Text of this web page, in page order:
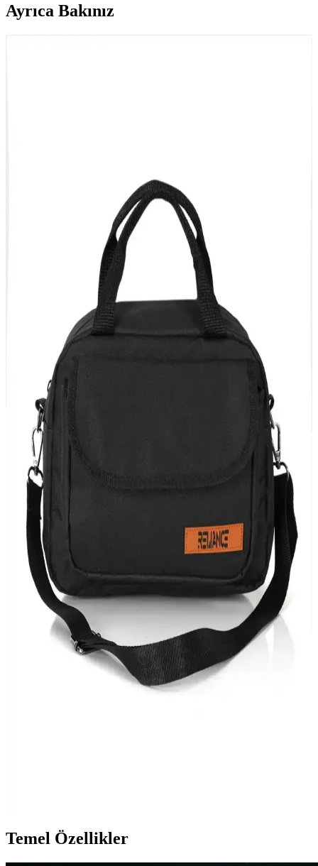
Ayrıca Bakınız
ALTINPAMUK'un tasarladığı bu termal yemek çantası, su geçirmez
ve ısı yalıtımlı yapısıyla günlük kullanımda sıcak veya soğuk
yemekleri korur, şık tasarımıyla öne çıkar.
Bebek Önlüğü Seçerken Dikkat Edilmesi Gerekenler
ve En İyi Modeller
Bebek önlükleri, hijyen ve konforu artırmak için önemli. Farklı
modeller, malzemeler ve kullanım ipuçlarıyla bebekleriniz için en
uygun önlüğü seçin.
Bebek Yaka Önlüğü Nedir ve Hangi Modeller Bebek
Bakımında Tercih Edilmeli
Bebek yaka önlüğü, hassas ciltler için doğal malzemelerle
tasarlanmış, pratik ve şık bebek bakım aksesuarıdır. Geniş model
yelpazesiyle hijyen ve konforu bir arada sunar.
Polo Lighter Gas 270ML 4'lü Set: Güvenilir ve
Ekonomik Çakmak Gazı Kaynağı
Polo'nun 4 adet 270 ml'lik seti, dayanıklı ve güvenli gaz içerir,
günlük kullanım ve acil durumlar için ideal, pratik ve ekonomik
çözümler sunar.
Reliance 10 Litre Piknik Çantası: Dayanıklı ve Şık
Yalıtımlı Seyahat Arkadaşı
Reliance 10 litrelik yalıtımlı piknik çantası, dayanıklı yapısı ve şık
tasarımıyla yiyecek ve içecekleri uzun süre taze tutar, hafifliğiyle
kolay taşıma sağlar.
Doğuş Mutfak Sefer Tası 3'lü Paslanmaz Çelik
Yemek Saklama Çözümü
Günlük kullanım ve seyahatlerinizde ideal olan 3'lü paslanmaz çelik
sefer tası, şık tasarımı ve uzun ömürlü yapısıyla yemeklerinizi taze
Temel Özellikler